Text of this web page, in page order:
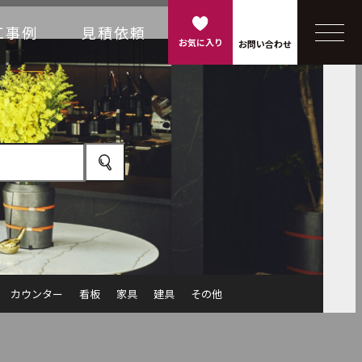
例 見積依頼
お気に入り お問い合わせ
カウンター 看板 家具 建具 その他